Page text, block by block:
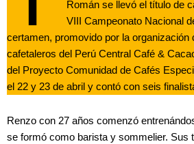
Román se llevó el título de
VIII Campeonato Nacional
certamen, promovido por la organización
cafetaleros del Perú Central Café &
del Proyecto Comunidad de Cafés
el 22 y 23 de abril y contó con seis
Renzo con 27 años comenzó
se formó como barista y sommelier. Sus